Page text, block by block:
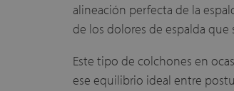
alineación perfecta de la
de los dolores de espalda
Este tipo de colchones en
ese equilibrio ideal entre